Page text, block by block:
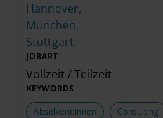
Hannover,
München,
Stuttgart
JOBART
Vollzeit / Teilzeit
KEYWORDS
Absolvent:innen
Consulting